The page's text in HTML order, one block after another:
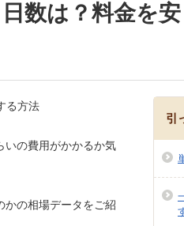
数は？料金を
いの費用がかかるか気
かの相場データをご紹
引